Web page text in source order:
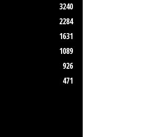
3240
2284
1631
1089
926
471